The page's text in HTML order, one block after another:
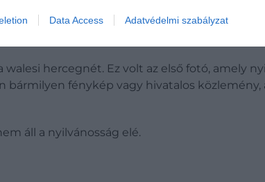
Data Access Adatvédelmi szabályzat
legyen.
járás is szabályozva van
hercegnét. Ez volt az első fotó, amely
bármilyen fénykép vagy hivatalos
áll a nyilvánosság elé.